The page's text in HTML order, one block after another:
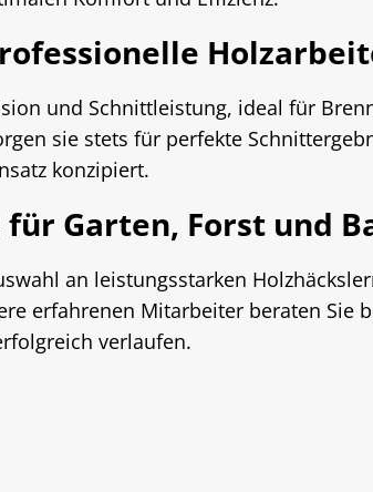
und Schnittleistung, ideal für
sie stets für perfekte
konzipiert.
Garten, Forst und
an leistungsstarken
erfahrenen Mitarbeiter beraten Sie
verlaufen.